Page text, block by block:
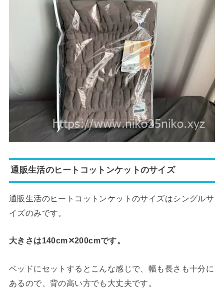
通販生活のヒートコットンケットのサイズ
通販生活のヒートコットンケットのサイズはシングルサ
イズのみです。
大きさは140cm✕200cmです。
ベッドにセットするとこんな感じで、幅も長さも十分に
あるので、背の高い方でも大丈夫です。